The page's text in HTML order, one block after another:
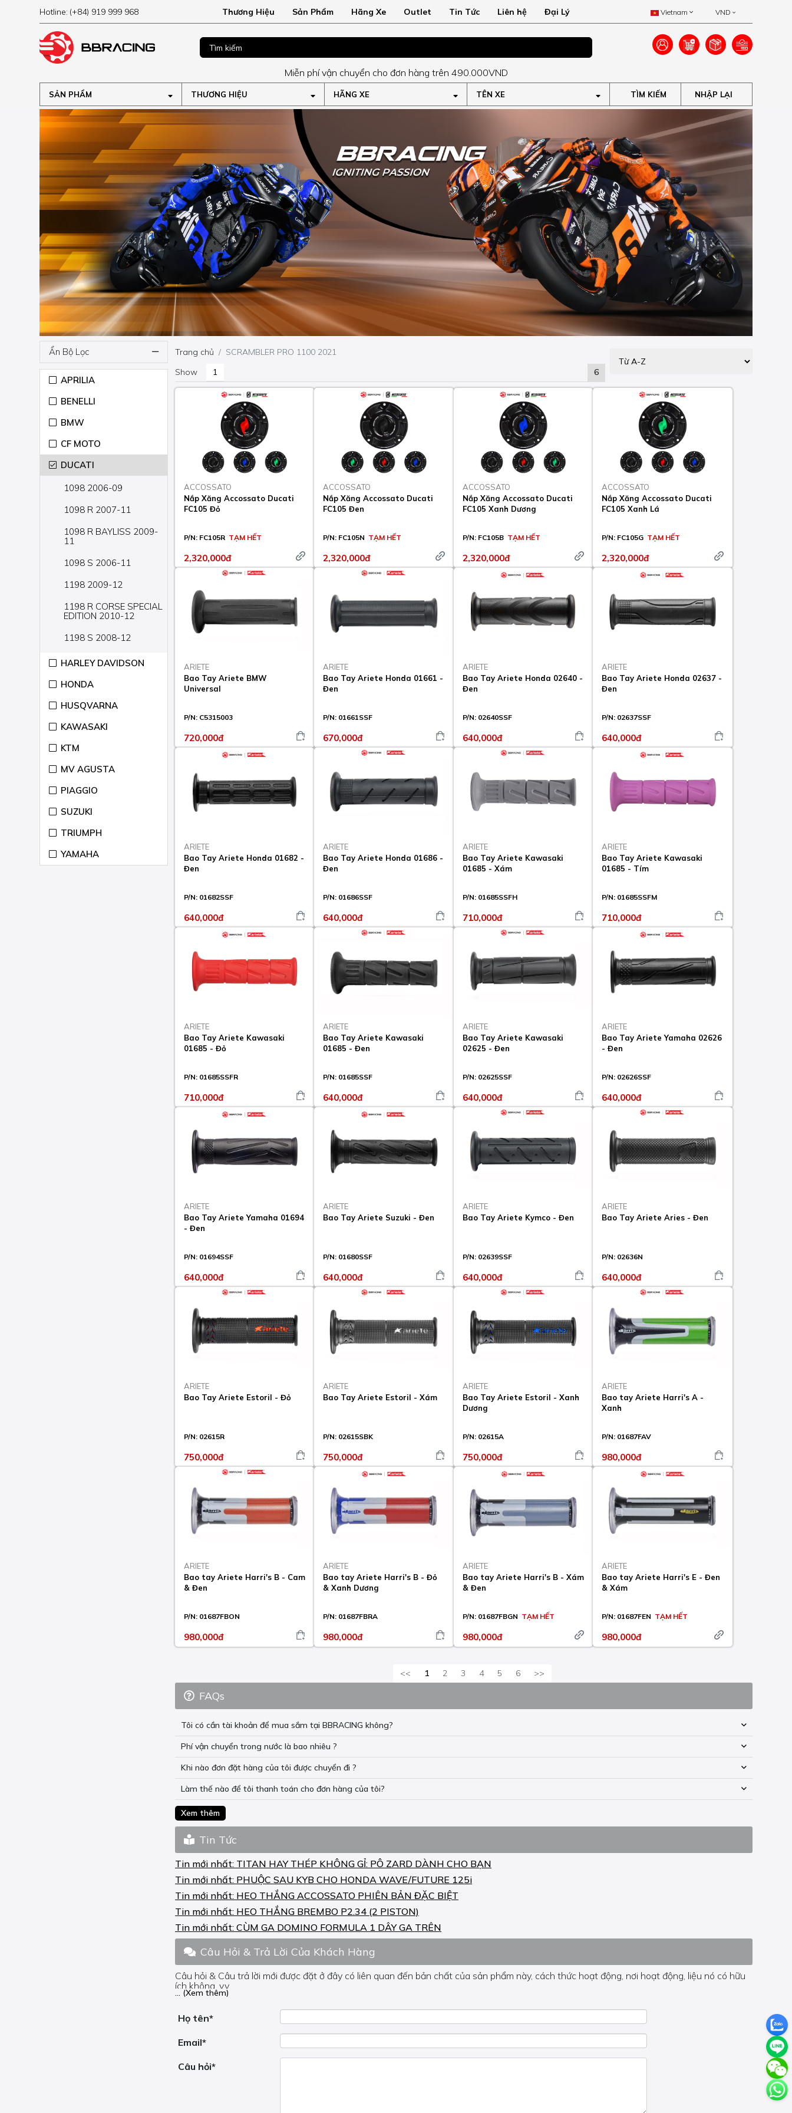
Hotline: (+84) 919 999 968 Thương Hiệu Sản Phẩm Hãng Xe Outlet Tin Tức Liên hệ Đại Lý Vietnam VND
Miễn phí vận chuyển cho đơn hàng trên 490.000VND
SẢN PHẨM THƯƠNG HIỆU HÃNG XE TÊN XE TÌM KIẾM
Ẩn Bộ Lọc
APRILIA
BENELLI
BMW
CF MOTO
DUCATI
1098 2006-09
1098 R 2007-11
1098 R BAYLISS 2009-
11
1098 S 2006-11
1198 2009-12
1198 R CORSE SPECIAL
EDITION 2010-12
1198 S 2008-12
1198 S CORSE SPECIAL
EDITION 2010-12
1198 SP 2011-12
848 2007-13
SPECIAL EDITION 2011-
13
DESERT X 937 2022-24
DESMODESICI RR 990
2007-09
DIAVEL 1200 2011-18
HARLEY DAVIDSON
HONDA
HUSQVARNA
KAWASAKI
KTM
MV AGUSTA
PIAGGIO
SUZUKI
TRIUMPH
YAMAHA
Trang chủ
SCRAMBLER PRO 1100 2021
Show
6
ACCOSSATO
Nắp Xăng Accossato Ducati
FC105 Đỏ
P/N: FC105R TẠM HẾT
2,320,000đ
ACCOSSATO
Nắp Xăng Accossato Ducati
FC105 Đen
P/N: FC105N TẠM HẾT
2,320,000đ
ACCOSSATO
Nắp Xăng Accossato Ducati
FC105 Xanh Dương
P/N: FC105B TẠM HẾT
2,320,000đ
ACCOSSATO
Nắp Xăng Accossato Ducati
FC105 Xanh Lá
P/N: FC105G TẠM HẾT
2,320,000đ
ARIETE
Bao Tay Ariete BMW
Universal
P/N: C5315003
720,000đ
ARIETE
Bao Tay Ariete Honda 01661 -
Đen
P/N: 01661SSF
670,000đ
ARIETE
Bao Tay Ariete Honda 02640 -
Đen
P/N: 02640SSF
640,000đ
ARIETE
Bao Tay Ariete Honda 02637 -
Đen
P/N: 02637SSF
640,000đ
ARIETE
Bao Tay Ariete Honda 01682 -
Đen
P/N: 01682SSF
640,000đ
ARIETE
Bao Tay Ariete Honda 01686 -
Đen
P/N: 01686SSF
640,000đ
ARIETE
Bao Tay Ariete Kawasaki
01685 - Xám
P/N: 01685SSFH
710,000đ
ARIETE
Bao Tay Ariete Kawasaki
01685 - Tím
P/N: 01685SSFM
710,000đ
ARIETE
Bao Tay Ariete Kawasaki
01685 - Đỏ
P/N: 01685SSFR
710,000đ
ARIETE
Bao Tay Ariete Kawasaki
01685 - Đen
P/N: 01685SSF
640,000đ
ARIETE
Bao Tay Ariete Kawasaki
02625 - Đen
P/N: 02625SSF
640,000đ
ARIETE
Bao Tay Ariete Yamaha 02626
- Đen
P/N: 02626SSF
640,000đ
ARIETE
Bao Tay Ariete Yamaha 01694
- Đen
P/N: 01694SSF
640,000đ
ARIETE
Bao Tay Ariete Suzuki - Đen
P/N: 01680SSF
640,000đ
ARIETE
Bao Tay Ariete Kymco - Đen
P/N: 02639SSF
640,000đ
ARIETE
Bao Tay Ariete Aries - Đen
P/N: 02636N
640,000đ
ARIETE
Bao Tay Ariete Estoril - Đỏ
P/N: 02615R
750,000đ
ARIETE
Bao Tay Ariete Estoril - Xám
P/N: 02615SBK
750,000đ
ARIETE
Bao Tay Ariete Estoril - Xanh
Dương
P/N: 02615A
750,000đ
ARIETE
Bao tay Ariete Harri's A -
Xanh
P/N: 01687FAV
980,000đ
ARIETE
Bao tay Ariete Harri's B - Cam
& Đen
P/N: 01687FBON
980,000đ
ARIETE
Bao tay Ariete Harri's B - Đỏ
& Xanh Dương
P/N: 01687FBRA
980,000đ
ARIETE
Bao tay Ariete Harri's B - Xám
& Đen
P/N: 01687FBGN TẠM HẾT
980,000đ
ARIETE
Bao tay Ariete Harri's E - Đen
& Xám
P/N: 01687FEN TẠM HẾT
980,000đ
<< 1 2 3 4 5 6 >>
FAQs
Tôi có cần tài khoản để mua sắm tại BBRACING không?
Phí vận chuyển trong nước là bao nhiêu ?
Khi nào đơn đặt hàng của tôi được chuyển đi ?
Làm thế nào để tôi thanh toán cho đơn hàng của tôi?
Xem thêm
Tin Tức
Tin mới nhất: TITAN HAY THÉP KHÔNG GỈ: PÔ ZARD DÀNH CHO BẠN
Tin mới nhất: PHUỘC SAU KYB CHO HONDA WAVE/FUTURE 125i
Tin mới nhất: HEO THẮNG ACCOSSATO PHIÊN BẢN ĐẶC BIỆT
Tin mới nhất: HEO THẮNG BREMBO P2.34 (2 PISTON)
Tin mới nhất:CÙM GA DOMINO FORMULA 1 DÂY GA TRÊN
Câu Hỏi & Trả Lời Của Khách Hàng
Câu hỏi & Câu trả lời mới được đặt ở đây có liên quan đến bản chất của sản phẩm này, cách thức hoạt động, nơi hoạt động, liệu nó có hữu
ích không, v.v.
Nếu bạn cần trợ giúp về phần khác, vui lòng không đặt câu hỏi của bạn ở đây mà bên trong trang đó.
... (Xem thêm)
Họ tên*
Email*
Câu hỏi*